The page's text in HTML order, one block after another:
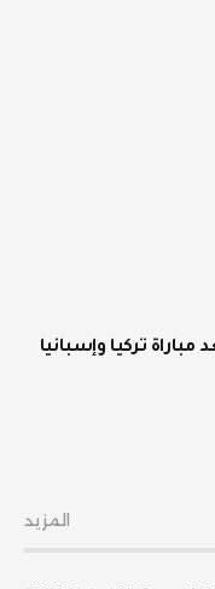
تركيا وإسبانيا
المزيد